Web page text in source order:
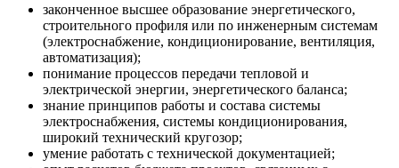
законченное высшее образование энергетического,
строительного профиля или по инженерным системам
(электроснабжение, кондиционирование, вентиляция,
автоматизация);
понимание процессов передачи тепловой и
электрической энергии, энергетического баланса;
знание принципов работы и состава системы
электроснабжения, системы кондиционирования,
широкий технический кругозор;
умение работать с технической документацией;